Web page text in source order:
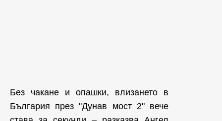
Без чакане и опашки, влизането в
България през "Дунав мост 2" вече